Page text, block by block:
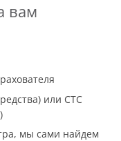
вам
или СТС
мы сами найдем